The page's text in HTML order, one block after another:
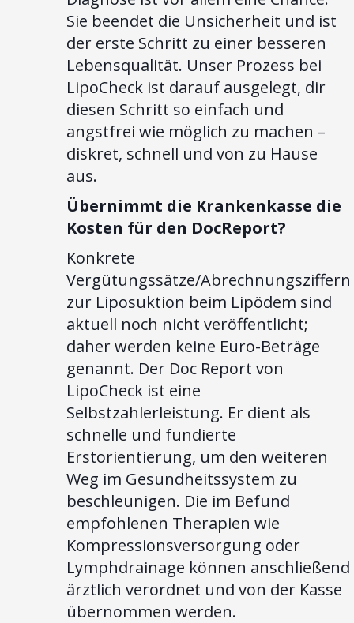
Sie beendet die Unsicherheit und ist
der erste Schritt zu einer besseren
Lebensqualität. Unser Prozess bei
LipoCheck ist darauf ausgelegt, dir
diesen Schritt so einfach und
angstfrei wie möglich zu machen –
diskret, schnell und von zu Hause
aus.
Übernimmt die Krankenkasse die
Kosten für den DocReport?
Konkrete
Vergütungssätze/Abrechnungsziffern
zur Liposuktion beim Lipödem sind
aktuell noch nicht veröffentlicht;
daher werden keine Euro-Beträge
genannt. Der Doc Report von
LipoCheck ist eine
Selbstzahlerleistung. Er dient als
schnelle und fundierte
Erstorientierung, um den weiteren
Weg im Gesundheitssystem zu
beschleunigen. Die im Befund
empfohlenen Therapien wie
Kompressionsversorgung oder
Lymphdrainage können anschließend
ärztlich verordnet und von der Kasse
übernommen werden.